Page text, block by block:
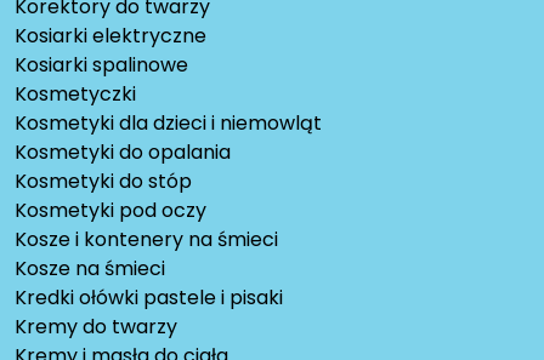
Korektory do twarzy
Kosiarki elektryczne
Kosiarki spalinowe
Kosmetyczki
Kosmetyki dla dzieci i niemowląt
Kosmetyki do opalania
Kosmetyki do stóp
Kosmetyki pod oczy
Kosze i kontenery na śmieci
Kosze na śmieci
Kredki ołówki pastele i pisaki
Kremy do twarzy